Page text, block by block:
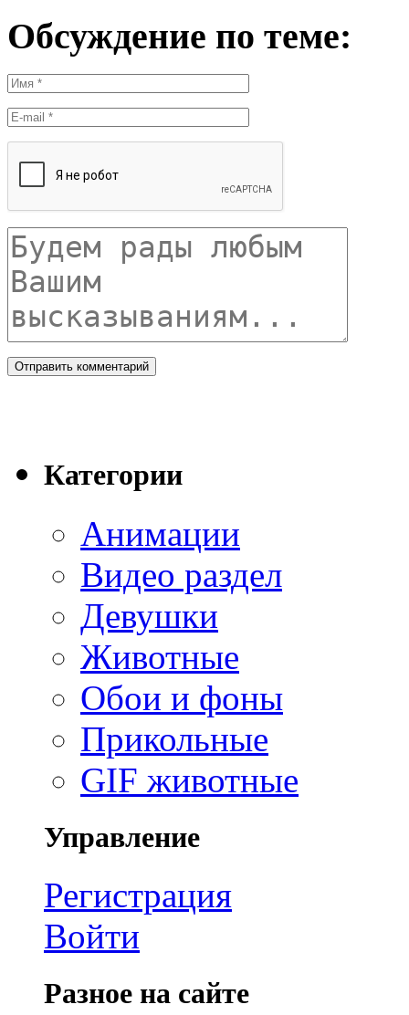
Обсуждение по теме:
Категории
Анимации
Видео раздел
Девушки
Животные
Обои и фоны
Прикольные
GIF животные
Управление
Регистрация
Войти
Разное на сайте